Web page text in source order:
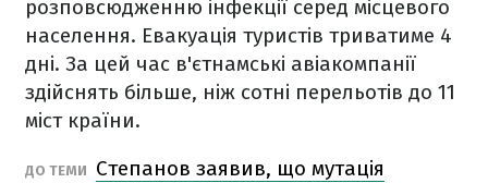
розповсюдженню інфекції серед місцевого
населення. Евакуація туристів триватиме 4
дні. За цей час в'єтнамські авіакомпанії
здійснять більше, ніж сотні перельотів до 11
міст країни.
ДО ТЕМИ
Степанов заявив, що мутація